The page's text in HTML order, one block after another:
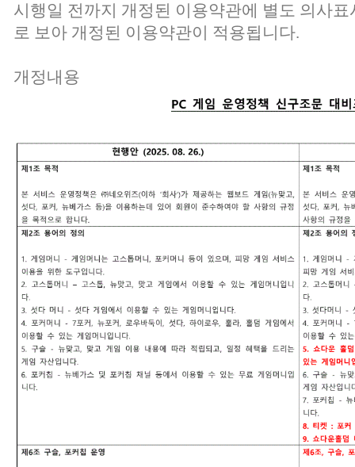
시행일 전까지 개정된 이용약관에 별도 의사
로 보아 개정된 이용약관이 적용됩니다.
개정내용